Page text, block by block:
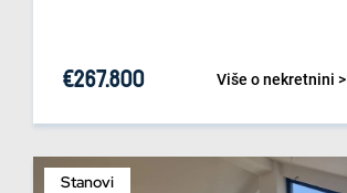
Više o nekretnini >
€267.800
Stanovi